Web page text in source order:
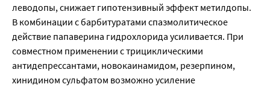
леводопы, снижает гипотензивный эффект метилдопы.
В комбинации с барбитуратами спазмолитическое
действие папаверина гидрохлорида усиливается. При
совместном применении с трициклическими
антидепрессантами, новокаинамидом, резерпином,
хинидином сульфатом возможно усиление